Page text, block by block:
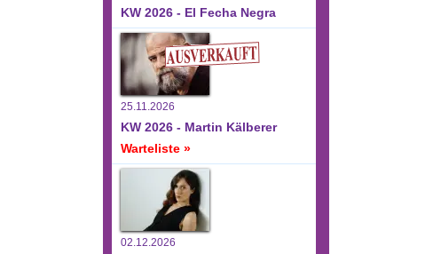
KW 2026 - El Fecha Negra
25.11.2026
KW 2026 - Martin Kälberer
Warteliste »
02.12.2026